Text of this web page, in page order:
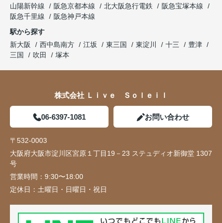
山陽新幹線
阪急京都本線 北大阪急行電鉄
阪急宝塚本線
阪急千里線
阪急神戸本線
駅から探す
新大阪
西中島南方 江坂 東三国 東淀川 十三
豊津
三国
吹田 塚本
株式会社 Ｌｉｖｅ Ｓｏｌｅｉｌ
06-6397-1081 お問い合わせ
〒532-0003
大阪府大阪市淀川区宮原１丁目19－23 ステュディオ新御堂 1307
号
営業時間： 9:30〜18:00
定休日： 土曜日・日曜日・祝日